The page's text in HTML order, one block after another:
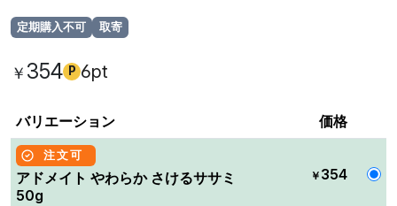
定期購入不可 取寄
￥ 354 P 6pt
バリエーション 価格
注文可
アドメイト やわらか さけるササミ
50g
￥ 354